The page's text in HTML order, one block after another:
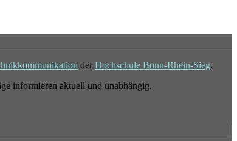
der Hochschule Bonn-Rhein-Sieg.
informieren aktuell und unabhängig.